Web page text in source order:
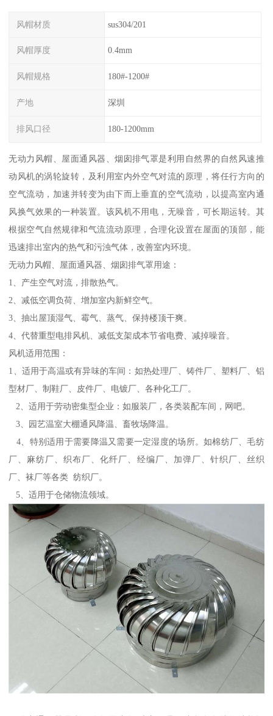
风帽材质 sus304/201
风帽厚度 0.4mm
风帽规格 180#-1200#
产地 深圳
排风口径 180-1200mm
无动力风帽、屋面通风器、烟囱排气罩是利用自然界的自然风速推
动风机的涡轮旋转，及利用室内外空气对流的原理，将任行方向的
空气流动，加速并转变为由下而上垂直的空气流动，以提高室内通
风换气效果的一种装置。该风机不用电，无噪音，可长期运转。其
根据空气自然规律和气流流动原理，合理化设置在屋面的顶部，能
迅速排出室内的热气和污浊气体，改善室内环境。
无动力风帽、屋面通风器、烟囱排气罩用途：
1、产生空气对流，排散热气。
2、减低空调负荷、增加室内新鲜空气。
3、抽出屋顶湿气、霉气、蒸气、保持楼顶干爽。
4、代替重型电排风机、减低支架成本节省电费、减掉噪音。
风机适用范围：
1、适用于高温或有异味的车间：如热处理厂、铸件厂、塑料厂、铝
型材厂、制鞋厂、皮件厂、电镀厂、各种化工厂。
2、适用于劳动密集型企业：如服装厂，各类装配车间，网吧。
3、园艺温室大棚通风降温、畜牧场降温。
4、特别适用于需要降温又需要一定湿度的场所。如棉纺厂、毛纺
厂、麻纺厂、织布厂、化纤厂、经编厂、加弹厂、针织厂、丝织
厂、袜厂等各类 纺织厂。
5、适用于仓储物流领域。